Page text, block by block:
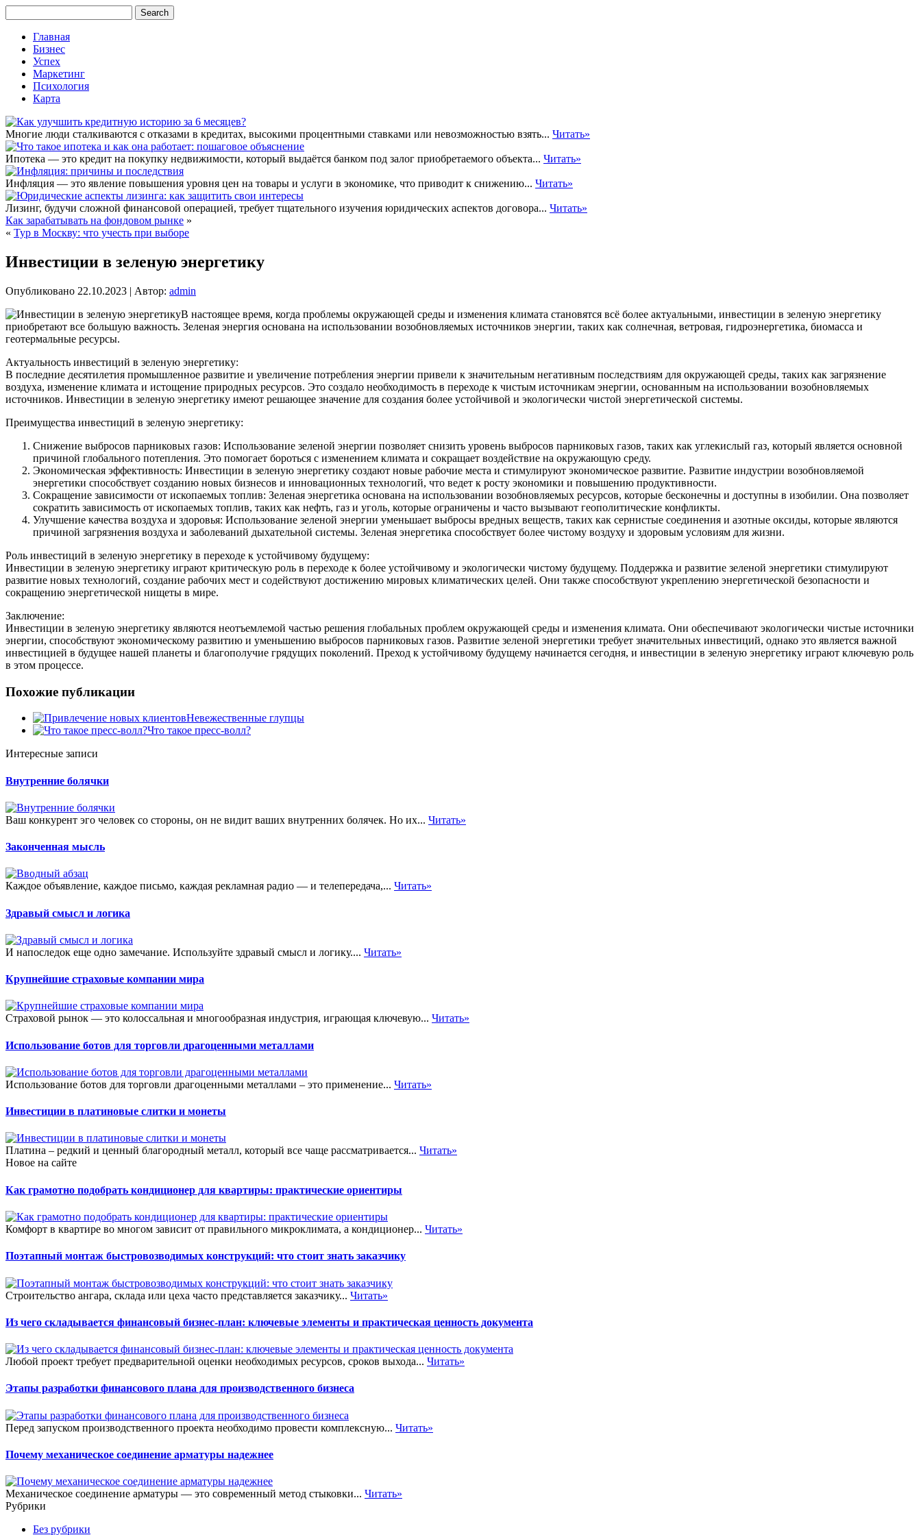
Главная
Бизнес
Успех
Маркетинг
Психология
Карта
Многие люди сталкиваются с отказами в кредитах, высокими процентными ставками или невозможностью взять... Читать»
Ипотека — это кредит на покупку недвижимости, который выдаётся банком под залог приобретаемого объекта... Читать»
Инфляция — это явление повышения уровня цен на товары и услуги в экономике, что приводит к снижению... Читать»
Лизинг, будучи сложной финансовой операцией, требует тщательного изучения юридических аспектов договора... Читать»
Как зарабатывать на фондовом рынке »
« Тур в Москву: что учесть при выборе
Инвестиции в зеленую энергетику
Опубликовано 22.10.2023 | Автор: admin
В настоящее время, когда проблемы окружающей среды и изменения климата становятся всё более актуальными, инвестиции в зеленую энергетику
приобретают все большую важность. Зеленая энергия основана на использовании возобновляемых источников энергии, таких как солнечная, ветровая, гидроэнергетика, биомасса и
геотермальные ресурсы.
Актуальность инвестиций в зеленую энергетику:
В последние десятилетия промышленное развитие и увеличение потребления энергии привели к значительным негативным последствиям для окружающей среды, таких как загрязнение
воздуха, изменение климата и истощение природных ресурсов. Это создало необходимость в переходе к чистым источникам энергии, основанным на использовании возобновляемых
источников. Инвестиции в зеленую энергетику имеют решающее значение для создания более устойчивой и экологически чистой энергетической системы.
Преимущества инвестиций в зеленую энергетику:
Снижение выбросов парниковых газов: Использование зеленой энергии позволяет снизить уровень выбросов парниковых газов, таких как углекислый газ, который является основной
причиной глобального потепления. Это помогает бороться с изменением климата и сокращает воздействие на окружающую среду.
Экономическая эффективность: Инвестиции в зеленую энергетику создают новые рабочие места и стимулируют экономическое развитие. Развитие индустрии возобновляемой
энергетики способствует созданию новых бизнесов и инновационных технологий, что ведет к росту экономики и повышению продуктивности.
Сокращение зависимости от ископаемых топлив: Зеленая энергетика основана на использовании возобновляемых ресурсов, которые бесконечны и доступны в изобилии. Она позволяет
сократить зависимость от ископаемых топлив, таких как нефть, газ и уголь, которые ограничены и часто вызывают геополитические конфликты.
Улучшение качества воздуха и здоровья: Использование зеленой энергии уменьшает выбросы вредных веществ, таких как сернистые соединения и азотные оксиды, которые являются
причиной загрязнения воздуха и заболеваний дыхательной системы. Зеленая энергетика способствует более чистому воздуху и здоровым условиям для жизни.
Роль инвестиций в зеленую энергетику в переходе к устойчивому будущему:
Инвестиции в зеленую энергетику играют критическую роль в переходе к более устойчивому и экологически чистому будущему. Поддержка и развитие зеленой энергетики стимулируют
развитие новых технологий, создание рабочих мест и содействуют достижению мировых климатических целей. Они также способствуют укреплению энергетической безопасности и
сокращению энергетической нищеты в мире.
Заключение:
Инвестиции в зеленую энергетику являются неотъемлемой частью решения глобальных проблем окружающей среды и изменения климата. Они обеспечивают экологически чистые источники
энергии, способствуют экономическому развитию и уменьшению выбросов парниковых газов. Развитие зеленой энергетики требует значительных инвестиций, однако это является важной
инвестицией в будущее нашей планеты и благополучие грядущих поколений. Преход к устойчивому будущему начинается сегодня, и инвестиции в зеленую энергетику играют ключевую роль
в этом процессе.
Похожие публикации
Невежественные глупцы
Что такое пресс-волл?
Интересные записи
Внутренние болячки
Ваш конкурент эго человек со стороны, он не видит ваших внутренних болячек. Но их... Читать»
Законченная мысль
Каждое объявление, каждое письмо, каждая рекламная радио — и телепередача,... Читать»
Здравый смысл и логика
И напоследок еще одно замечание. Используйте здравый смысл и логику.... Читать»
Крупнейшие страховые компании мира
Страховой рынок — это колоссальная и многообразная индустрия, играющая ключевую... Читать»
Использование ботов для торговли драгоценными металлами
Использование ботов для торговли драгоценными металлами – это применение... Читать»
Инвестиции в платиновые слитки и монеты
Платина – редкий и ценный благородный металл, который все чаще рассматривается... Читать»
Новое на сайте
Как грамотно подобрать кондиционер для квартиры: практические ориентиры
Комфорт в квартире во многом зависит от правильного микроклимата, а кондиционер... Читать»
Поэтапный монтаж быстровозводимых конструкций: что стоит знать заказчику
Строительство ангара, склада или цеха часто представляется заказчику... Читать»
Из чего складывается финансовый бизнес-план: ключевые элементы и практическая ценность документа
Любой проект требует предварительной оценки необходимых ресурсов, сроков выхода... Читать»
Этапы разработки финансового плана для производственного бизнеса
Перед запуском производственного проекта необходимо провести комплексную... Читать»
Почему механическое соединение арматуры надежнее
Механическое соединение арматуры — это современный метод стыковки... Читать»
Рубрики
Без рубрики